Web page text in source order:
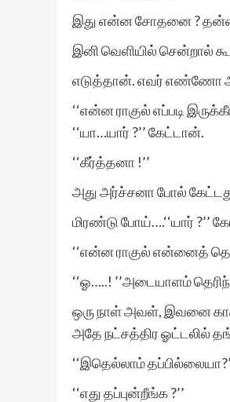
இது என்ன சோதனை ?
இனி வெளியில் சென்றால்
எடுத்தான். எவர் எண்ணோ
‘‘என்ன ராகுல் எப்படி
‘‘யா…யார் ?’’ கேட்டான்.
‘‘கீர்த்தனா !’’
அது அர்ச்சனா போல்
மிரண்டு போய்….‘‘யார் ?’’
‘‘என்ன ராகுல் என்னைத்
‘‘ஓ…..! ’’அடையாளம்
ஒரு நாள் அவள், இவனை
அதே நட்சத்திர ஓட்டலில்
‘‘இதெல்லாம்
‘‘எது தப்புன்றீங்க ?’’